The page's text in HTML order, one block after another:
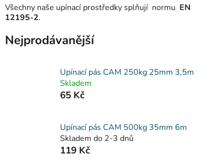
Všechny naše upínací prostředky splňují normu EN
12195-2.
Nejprodávanější
Upínací pás CAM 250kg 25mm 3,5m
Skladem
65 Kč
Upínací pás CAM 500kg 35mm 6m
Skladem do 2-3 dnů
119 Kč